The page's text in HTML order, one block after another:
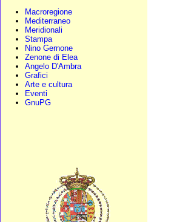
Macroregione
Mediterraneo
Meridionali
Stampa
Nino Gernone
Zenone di Elea
Angelo D'Ambra
Grafici
Arte e cultura
Eventi
GnuPG